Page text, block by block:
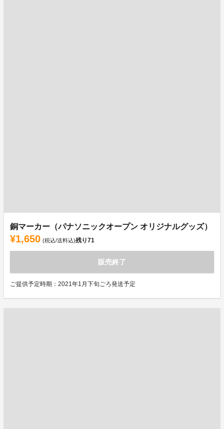
銅マーカー（パナソニックオープン オリジナルグッズ）
¥1,650 (税込/送料込)残り71
販売終了
ご提供予定時期：2021年1月下旬ごろ発送予定